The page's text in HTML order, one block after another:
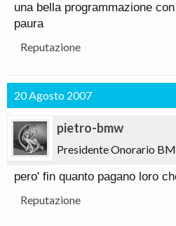
una bella programmazione
paura
Reputazione
20 Agosto 2007
pietro-bmw
Presidente Onorario
pero' fin quanto pagano loro
Reputazione